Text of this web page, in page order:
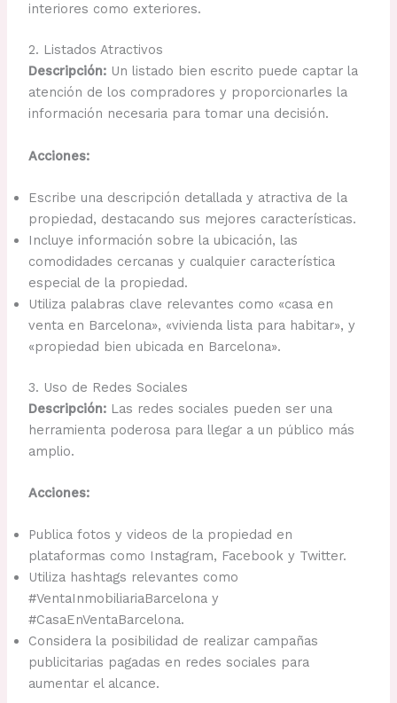
interiores como exteriores.
2. Listados Atractivos
Descripción:Un listado bien escrito puede captar la
atención de los compradores y proporcionarles la
información necesaria para tomar una decisión.
Acciones:
Escribe una descripción detallada y atractiva de la
propiedad, destacando sus mejores características.
Incluye información sobre la ubicación, las
comodidades cercanas y cualquier característica
especial de la propiedad.
Utiliza palabras clave relevantes como «casa en
venta en Barcelona», «vivienda lista para habitar», y
«propiedad bien ubicada en Barcelona».
3. Uso de Redes Sociales
Descripción:Las redes sociales pueden ser una
herramienta poderosa para llegar a un público más
amplio.
Acciones:
Publica fotos y videos de la propiedad en
plataformas como Instagram, Facebook y Twitter.
Utiliza hashtags relevantes como
#VentaInmobiliariaBarcelona y
#CasaEnVentaBarcelona.
Considera la posibilidad de realizar campañas
publicitarias pagadas en redes sociales para
aumentar el alcance.